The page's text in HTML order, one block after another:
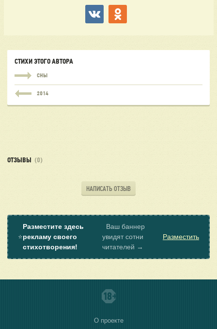
СТИХИ ЭТОГО АВТОРА
СНЫ
2014
ОТЗЫВЫ (0)
НАПИСАТЬ ОТЗЫВ
⭐
Разместите здесь
рекламу своего
стихотворения!
Ваш баннер
увидят сотни
читателей →
Разместить
О проекте